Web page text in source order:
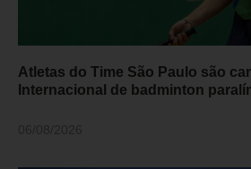
Atletas do Time São Paulo são
Internacional de badminton